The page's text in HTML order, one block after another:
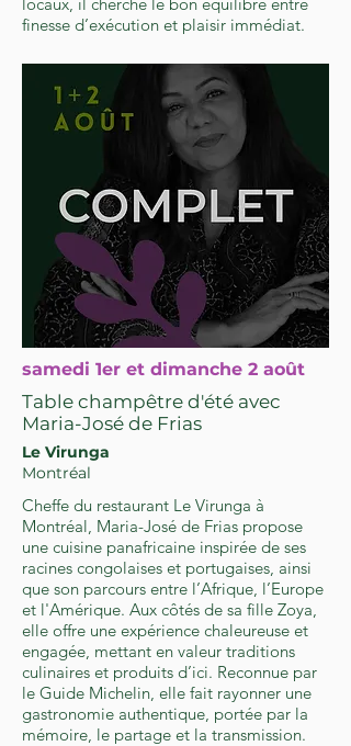
finesse d’exécution et plaisir immédiat.
samedi 1er et dimanche 2 août
Table champêtre d'été avec
Maria-José de Frias
Le Virunga
Montréal
Cheffe du restaurant Le Virunga à
Montréal, Maria-José de Frias propose
une cuisine panafricaine inspirée de ses
racines congolaises et portugaises, ainsi
que son parcours entre l’Afrique, l’Europe
et l'Amérique. Aux côtés de sa fille Zoya,
elle offre une expérience chaleureuse et
engagée, mettant en valeur traditions
culinaires et produits d’ici. Reconnue par
le Guide Michelin, elle fait rayonner une
gastronomie authentique, portée par la
mémoire, le partage et la transmission.